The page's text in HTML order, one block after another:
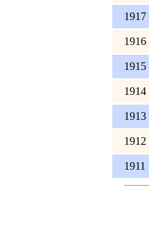
1917
1916
1915
1914
1913
1912
1911